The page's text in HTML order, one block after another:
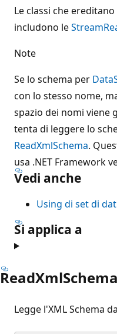
Le classi che ereditano
includono le
Note
Se lo schema per
con lo stesso nome,
spazio dei nomi viene
tenta di leggere lo
ReadXmlSchema.
usa .NET Framework
Vedi anche
Using di set di
Si applica a
Legge l'XML Schema